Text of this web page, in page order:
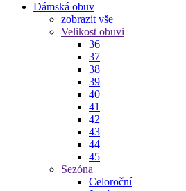
Dámská obuv
zobrazit vše
Velikost obuvi
36
37
38
39
40
41
42
43
44
45
Sezóna
Celoroční